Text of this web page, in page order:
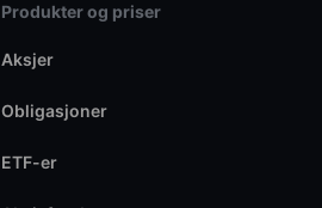
Produkter og priser
Aksjer
Obligasjoner
ETF-er